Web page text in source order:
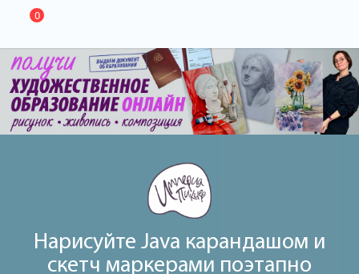
0
Нарисуйте Java карандашом и
скетч маркерами поэтапно